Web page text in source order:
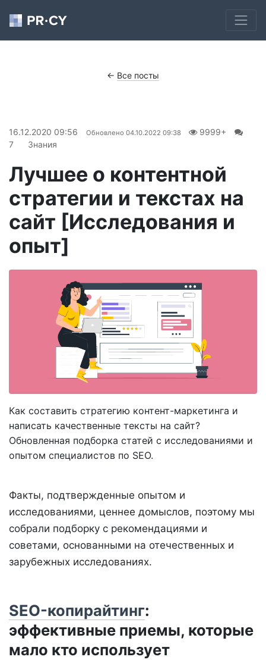
← Все посты
16.12.2020 09:56 Обновлено 04.10.2022 09:38
9999+
7
Знания
Лучшее о контентной
стратегии и текстах на
сайт [Исследования и
опыт]
Как составить стратегию контент-маркетинга и
написать качественные тексты на сайт?
Обновленная подборка статей с исследованиями и
опытом специалистов по SEO.
Факты, подтвержденные опытом и
исследованиями, ценнее домыслов, поэтому мы
собрали подборку с рекомендациями и
советами, основанными на отечественных и
зарубежных исследованиях.
SEO-копирайтинг:
эффективные приемы, которые
мало кто использует